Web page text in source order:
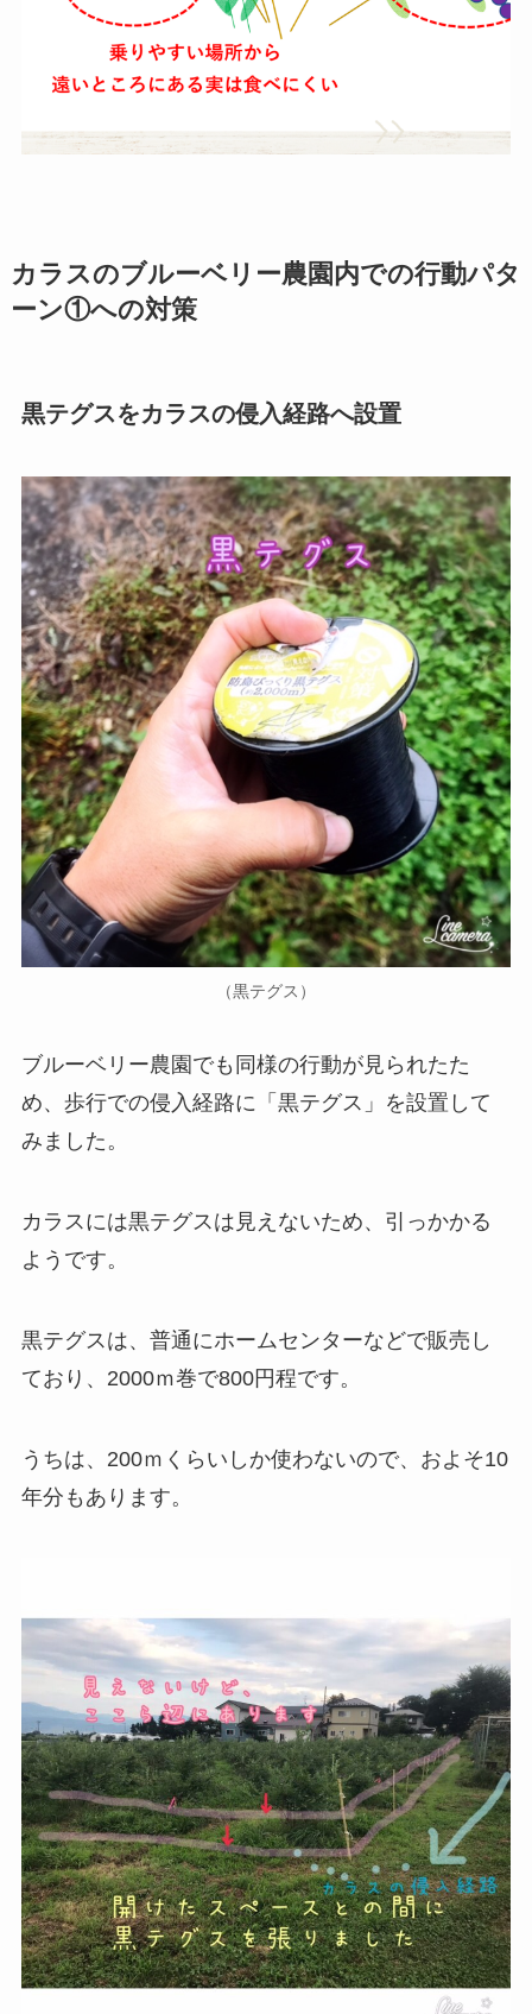
カラスのブルーベリー農園内での行動パタ
ーン①への対策
黒テグスをカラスの侵入経路へ設置
（黒テグス）
ブルーベリー農園でも同様の行動が見られたた
め、歩行での侵入経路に「黒テグス」を設置して
みました。
カラスには黒テグスは見えないため、引っかかる
ようです。
黒テグスは、普通にホームセンターなどで販売し
ており、2000ｍ巻で800円程です。
うちは、200ｍくらいしか使わないので、およそ10
年分もあります。